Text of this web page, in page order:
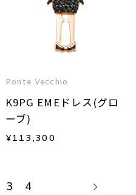
Ponte Vecchio
K9PG EMEドレス(グロ
ーブ)
¥113,300
3 4